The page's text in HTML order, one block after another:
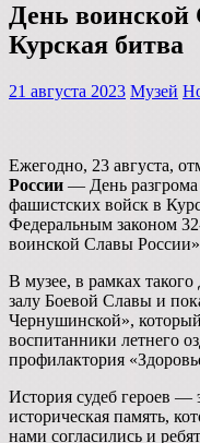
День
Курская битва
21 августа 2023 Музей
Ежегодно, 23 августа,
России — День
фашистских войск в
Федеральным законом
воинской Славы
В музее, в рамках
залу Боевой Славы и
Чернушинской»,
воспитанники летнего
профилактория
История судеб героев —
историческая память,
нами согласились и